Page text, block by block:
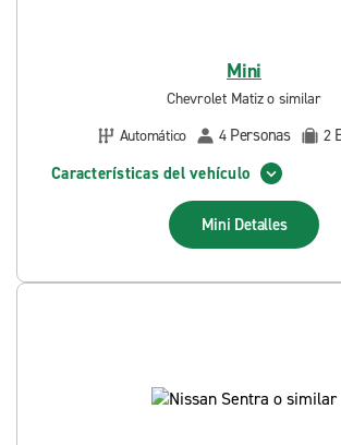
Mini
Chevrolet Matiz o similar
Automático
4 Personas 2
Características del vehículo
Mini Detalles